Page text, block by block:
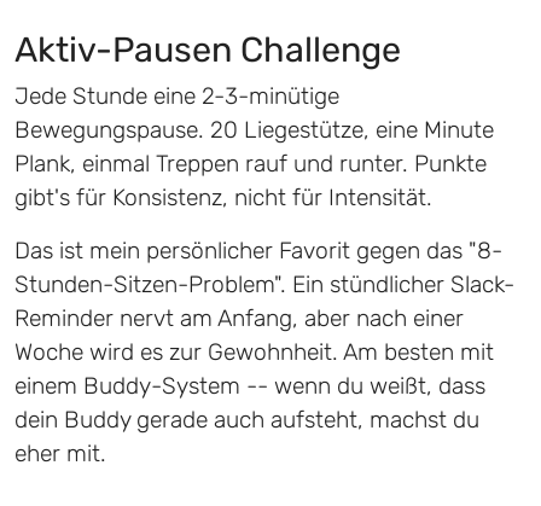
Aktiv-Pausen Challenge
Jede Stunde eine 2-3-minütige
Bewegungspause. 20 Liegestütze, eine Minute
Plank, einmal Treppen rauf und runter. Punkte
gibt's für Konsistenz, nicht für Intensität.
Das ist mein persönlicher Favorit gegen das "8-
Stunden-Sitzen-Problem". Ein stündlicher Slack-
Reminder nervt am Anfang, aber nach einer
Woche wird es zur Gewohnheit. Am besten mit
einem Buddy-System -- wenn du weißt, dass
dein Buddy gerade auch aufsteht, machst du
eher mit.